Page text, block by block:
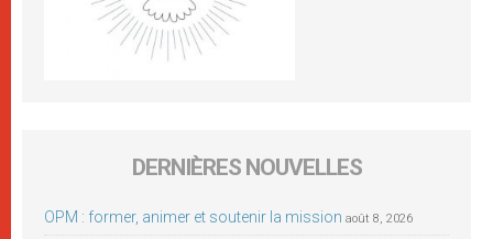
DERNIÈRES NOUVELLES
OPM : former, animer et soutenir la mission août 8, 2026